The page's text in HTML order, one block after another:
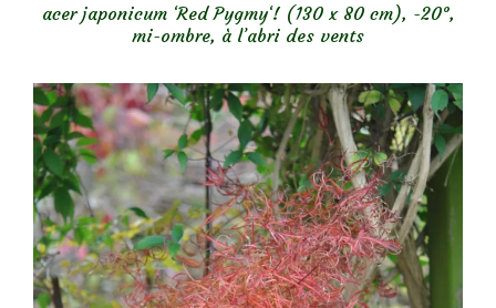
acer japonicum ‘Red Pygmy‘! (130 x 80 cm), -20°,
mi-ombre, à l’abri des vents